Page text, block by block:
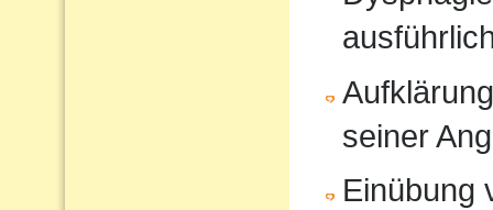
seiner
Einübung